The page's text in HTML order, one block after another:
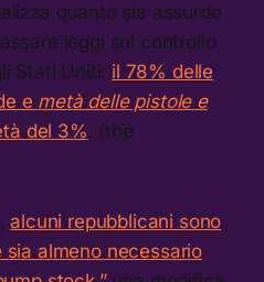
quanto sia assurdo
leggi sul controllo
Stati Uniti: il 78% delle
e metà delle pistole e
del 3% . (the
alcuni repubblicani sono
almeno necessario